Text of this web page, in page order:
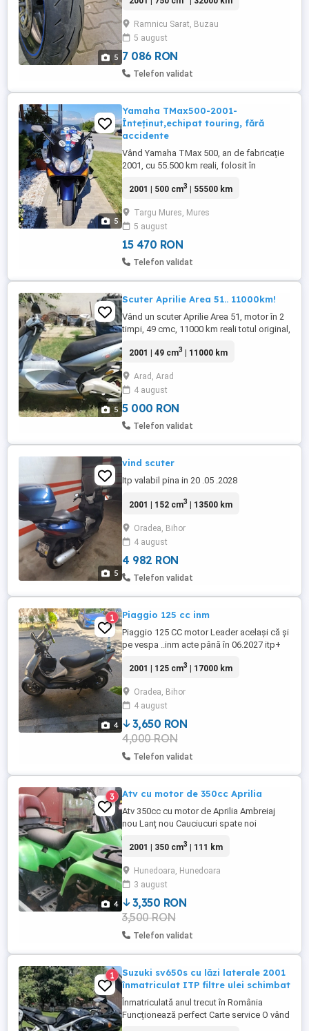
5
Ramnicu Sarat, Buzau
5 august
7 086 RON
Telefon validat
5
Yamaha TMax500-2001-
Înteținut,echipat touring, fără
accidente
Vând Yamaha TMax 500, an de fabricație
2001, cu 55.500 km reali, folosit în
urban intens. Date generale: - An fabricație
accidente - Acte și chei complete - ITP
valabil până la 17.06.27 Revizzii și
întreținere: - ...
2001 | 500 cm3 | 55500 km
Targu Mures, Mures
5 august
15 470 RON
Telefon validat
5
Scuter Aprilie Area 51.. 11000km!
Vând un scuter Aprilie Area 51, motor în 2
timpi, 49 cmc, 11000 km reali totul original,
imperfecțiuni, tehnic este perfect, baterie
bune, merge ca ceasul, nu necesită nici o
investiție. Unic proprietar în ROMÂNIA. Preț
5000 ...
2001 | 49 cm3 | 11000 km
Arad, Arad
4 august
5 000 RON
Telefon validat
5
vind scuter
Itp valabil pina in 20 .05 .2028
2001 | 152 cm3 | 13500 km
Oradea, Bihor
4 august
4 982 RON
Telefon validat
4
1 Piaggio 125 cc inm
Piaggio 125 CC motor Leader același că și
pe vespa ..inm acte până în 06.2027 itp+
2001 | 125 cm3 | 17000 km
Oradea, Bihor
4 august
3,650 RON
4,000 RON
Telefon validat
4
3 Atv cu motor de 350cc Aprilia
Atv 350cc cu motor de Aprilia Ambreiaj
nou Lanț nou Cauciucuri spate noi
Detalii
2001 | 350 cm3 | 111 km
Hunedoara, Hunedoara
3 august
3,350 RON
3,500 RON
Telefon validat
1
Suzuki sv650s cu lăzi laterale 2001
înmatriculat ITP filtre ulei schimbat
Înmatriculată anul trecut în România
Funcționează perfect Carte service O vând